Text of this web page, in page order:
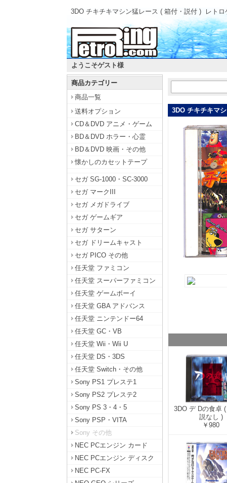
3DO チキチキマシン猛レース ( 箱付・説付 ) レト
ようこそゲスト様
商品カテゴリー
商品一覧
送料オプション
CD＆DVD アニメ・ゲーム
BD＆DVD ホラー・心霊
BD＆DVD 映画・その他
懐かしのカセットテープ
セガ SG-1000・SC-3000
セガ マークIII
セガ メガドライブ
セガ ゲームギア
セガ サターン
セガ ドリームキャスト
セガ PICO その他
任天堂 ファミコン
任天堂 スーパーファミコン
任天堂 ゲームボーイ
任天堂 GBA アドバンス
任天堂 ニンテンドー64
任天堂 GC・VB
任天堂 Wii・Wii U
任天堂 DS・3DS
任天堂 Switch・その他
Sony PS1 プレステ1
Sony PS2 プレステ2
Sony PS 3・4・5
Sony PSP・VITA
Sony その他
NEC PCエンジン カード
NEC PCエンジン ディスク
NEC PC-FX
3DO チキチキマ
3DO デ Dの食卓 (
説なし )
￥980